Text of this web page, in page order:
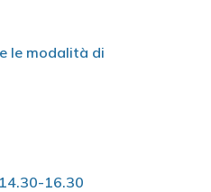
le modalità di
16.30